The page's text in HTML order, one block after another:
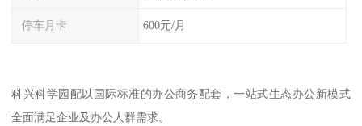
停车月卡 600元/月
科兴科学园配以国际标准的办公商务配套，一站式生态办公新模式
全面满足企业及办公人群需求。